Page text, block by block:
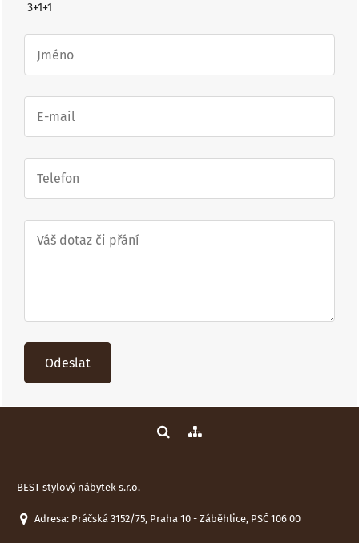
3+1+1
Odeslat
BEST stylový nábytek s.r.o.
Adresa: Práčská 3152/75, Praha 10 - Záběhlice, PSČ 106 00